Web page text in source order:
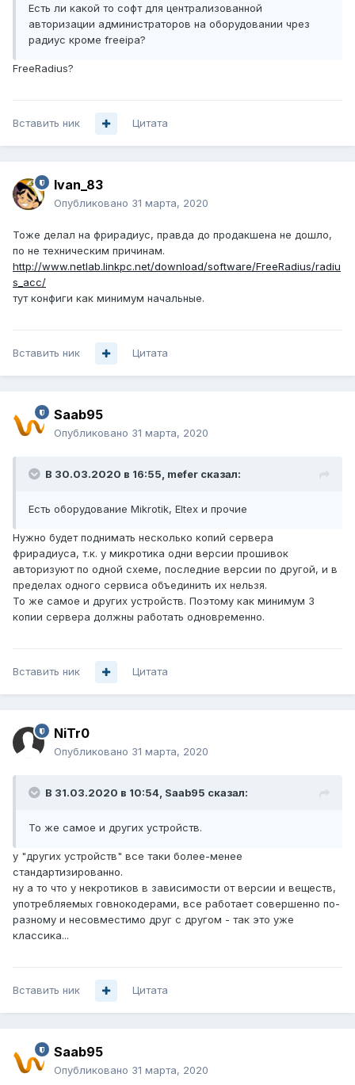
Есть ли какой то софт для централизованной
авторизации администраторов на оборудовании чрез
радиус кроме freeipa?
FreeRadius?
Вставить ник Цитата
Ivan_83
Опубликовано 31 марта, 2020
Тоже делал на фрирадиус, правда до продакшена не дошло,
по не техническим причинам.
http://www.netlab.linkpc.net/download/software/FreeRadius/radiu
s_acc/
тут конфиги как минимум начальные.
Вставить ник Цитата
Saab95
Опубликовано 31 марта, 2020
В 30.03.2020 в 16:55, mefer сказал:
Есть оборудование Mikrotik, Eltex и прочие
Нужно будет поднимать несколько копий сервера
фрирадиуса, т.к. у микротика одни версии прошивок
авторизуют по одной схеме, последние версии по другой, и в
пределах одного сервиса объединить их нельзя.
То же самое и других устройств. Поэтому как минимум 3
копии сервера должны работать одновременно.
Вставить ник Цитата
NiTr0
Опубликовано 31 марта, 2020
В 31.03.2020 в 10:54, Saab95 сказал:
То же самое и других устройств.
у "других устройств" все таки более-менее
стандартизированно.
ну а то что у некротиков в зависимости от версии и веществ,
употребляемых говнокодерами, все работает совершенно по-
разному и несовместимо друг с другом - так это уже
классика...
Вставить ник Цитата
Saab95
Опубликовано 31 марта, 2020